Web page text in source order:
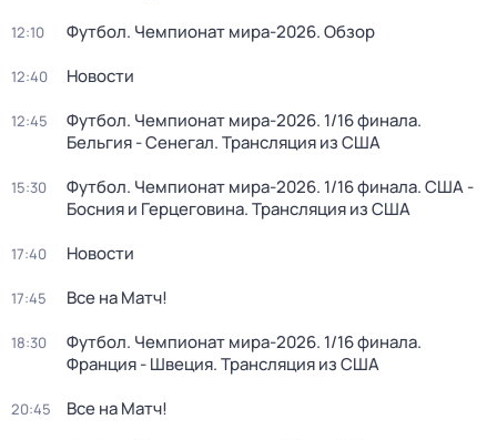
12:10 Футбол. Чемпионат мира-2026. Обзор
12:40 Новости
12:45
Футбол. Чемпионат мира-2026. 1/16 финала.
Бельгия - Сенегал. Трансляция из США
15:30
Футбол. Чемпионат мира-2026. 1/16 финала. США -
Босния и Герцеговина. Трансляция из США
17:40 Новости
17:45 Все на Матч!
18:30
Футбол. Чемпионат мира-2026. 1/16 финала.
Франция - Швеция. Трансляция из США
20:45 Все на Матч!